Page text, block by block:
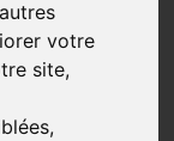
votre
site,